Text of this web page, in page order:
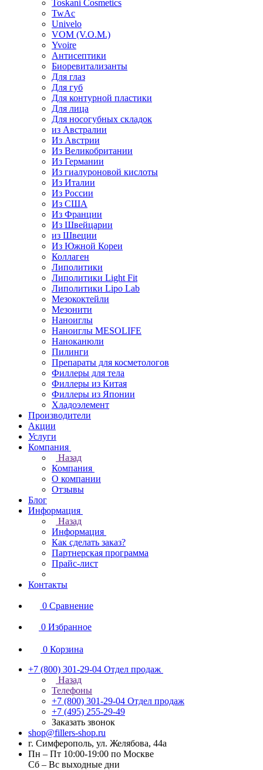
Toskani Cosmetics
TwAc
Univelo
VOM (V.O.M.)
Yvoire
Антисептики
Биоревитализанты
Для глаз
Для губ
Для контурной пластики
Для лица
Для носогубных складок
из Австралии
Из Австрии
Из Великобритании
Из Германии
Из гиалуроновой кислоты
Из Италии
Из России
Из США
Из Франции
Из Швейцарии
из Швеции
Из Южной Кореи
Коллаген
Липолитики
Липолитики Light Fit
Липолитики Lipo Lab
Мезококтейли
Мезонити
Наноиглы
Наноиглы MESOLIFE
Наноканюли
Пилинги
Препараты для косметологов
Филлеры для тела
Филлеры из Китая
Филлеры из Японии
Хладоэлемент
Производители
Акции
Услуги
Компания
Назад
Компания
О компании
Отзывы
Блог
Информация
Назад
Информация
Как сделать заказ?
Партнерская программа
Прайс-лист
Контакты
0 Сравнение
0 Избранное
0 Корзина
+7 (800) 301-29-04 Отдел продаж
Назад
Телефоны
+7 (800) 301-29-04 Отдел продаж
+7 (495) 255-29-49
Заказать звонок
shop@fillers-shop.ru
г. Симферополь, ул. Желябова, 44а
Пн – Пт 10:00-19:00 по Москве
Сб – Вс выходные дни